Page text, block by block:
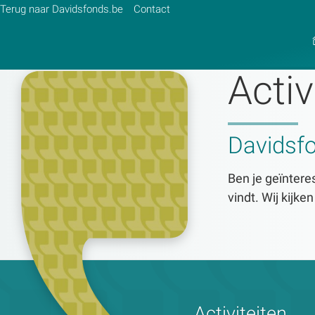
Terug naar Davidsfonds.be Contact
Ben je
vindt. Wij
Zoek:
Zoeken